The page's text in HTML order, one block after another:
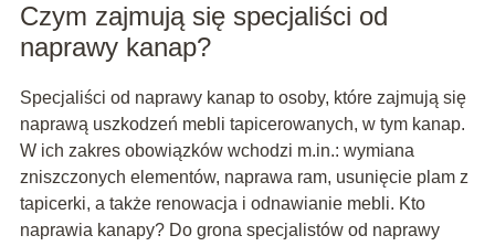
Czym zajmują się specjaliści od
naprawy kanap?
Specjaliści od naprawy kanap to osoby, które zajmują się
naprawą uszkodzeń mebli tapicerowanych, w tym kanap.
W ich zakres obowiązków wchodzi m.in.: wymiana
zniszczonych elementów, naprawa ram, usunięcie plam z
tapicerki, a także renowacja i odnawianie mebli. Kto
naprawia kanapy? Do grona specjalistów od naprawy